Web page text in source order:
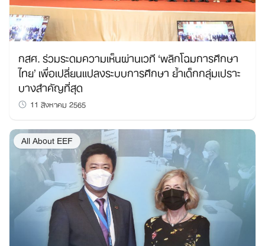
กสศ. ร่วมระดมความเห็นผ่านเวที ‘พลิกโฉมการศึกษา
ไทย’ เพื่อเปลี่ยนแปลงระบบการศึกษา ย้ำเด็กกลุ่มเปราะ
บางสำคัญที่สุด
11 สิงหาคม 2565
All About EEF